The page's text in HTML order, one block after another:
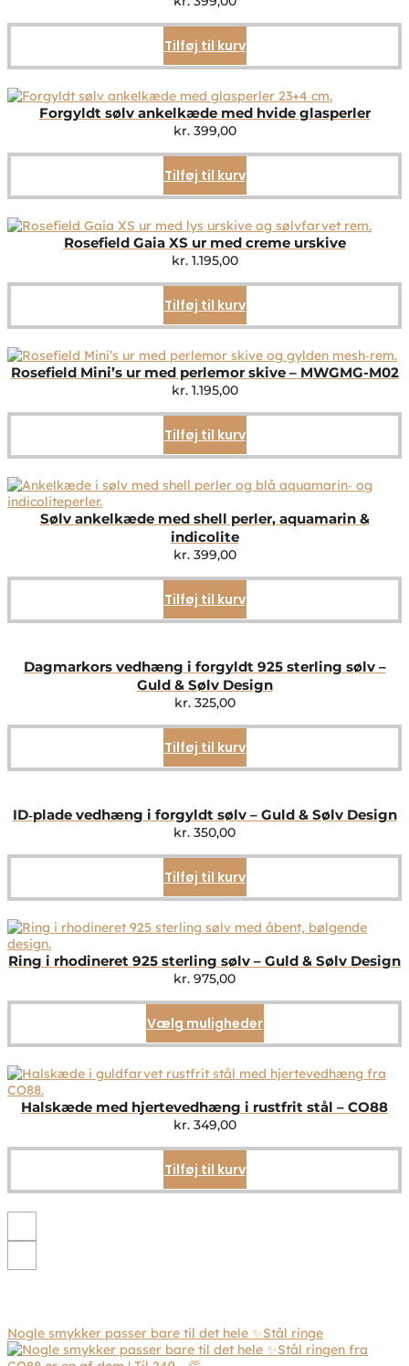
Tilføj til kurv
Forgyldt sølv ankelkæde med hvide glasperler
kr.399,00
Tilføj til kurv
Rosefield Gaia XS ur med creme urskive
kr.1.195,00
Tilføj til kurv
Rosefield Mini’s ur med perlemor skive – MWGMG-M02
kr.1.195,00
Tilføj til kurv
Sølv ankelkæde med shell perler, aquamarin &
indicolite
kr.399,00
Tilføj til kurv
Dagmarkors vedhæng i forgyldt 925 sterling sølv –
Guld & Sølv Design
kr.325,00
Tilføj til kurv
ID‑plade vedhæng i forgyldt sølv – Guld & Sølv Design
kr. 350,00
Tilføj til kurv
Ring i rhodineret 925 sterling sølv – Guld & Sølv Design
kr. 975,00
Vælg mulighederDette
vare
flere
Mulighederne
på
Halskæde med hjertevedhæng i rustfrit stål – CO88
kr.349,00
Tilføj til kurv
Nogle smykker passer bare til det hele ✨Stål ringe